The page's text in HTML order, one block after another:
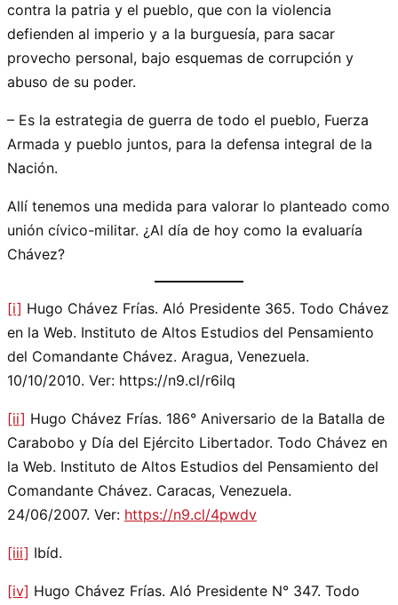
contra la patria y el pueblo, que con la violencia
defienden al imperio y a la burguesía, para sacar
provecho personal, bajo esquemas de corrupción y
abuso de su poder.
– Es la estrategia de guerra de todo el pueblo, Fuerza
Armada y pueblo juntos, para la defensa integral de la
Nación.
Allí tenemos una medida para valorar lo planteado como
unión cívico-militar. ¿Al día de hoy como la evaluaría
Chávez?
[i] Hugo Chávez Frías. Aló Presidente 365. Todo Chávez
en la Web. Instituto de Altos Estudios del Pensamiento
del Comandante Chávez. Aragua, Venezuela.
10/10/2010. Ver: https://n9.cl/r6ilq
[ii] Hugo Chávez Frías. 186° Aniversario de la Batalla de
Carabobo y Día del Ejército Libertador. Todo Chávez en
la Web. Instituto de Altos Estudios del Pensamiento del
Comandante Chávez. Caracas, Venezuela.
24/06/2007. Ver: https://n9.cl/4pwdv
[iii] Ibíd.
[iv] Hugo Chávez Frías. Aló Presidente N° 347. Todo